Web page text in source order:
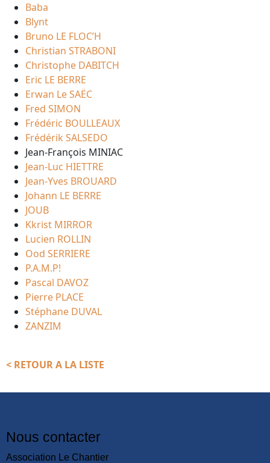
Baba
Blynt
Bruno LE FLOC’H
Christian STRABONI
Christophe DABITCH
Eric LE BERRE
Erwan Le SAËC
Fred SIMON
Frédéric BOULLEAUX
Frédérik SALSEDO
Jean-François MINIAC
Jean-Luc HIETTRE
Jean-Yves BROUARD
Johann LE BERRE
JOUB
Kkrist MIRROR
Lucien ROLLIN
Ood SERRIERE
P.A.M.P!
Pascal DAVOZ
Pierre PLACE
Stéphane DUVAL
ZANZIM
< RETOUR A LA LISTE
Nous contacter
Association Le Chantier